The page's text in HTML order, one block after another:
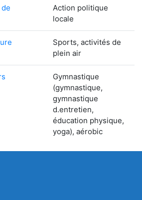
Action politique
locale
Sports, activités de
plein air
Gymnastique
(gymnastique,
gymnastique
d.entretien,
éducation physique,
yoga), aérobic